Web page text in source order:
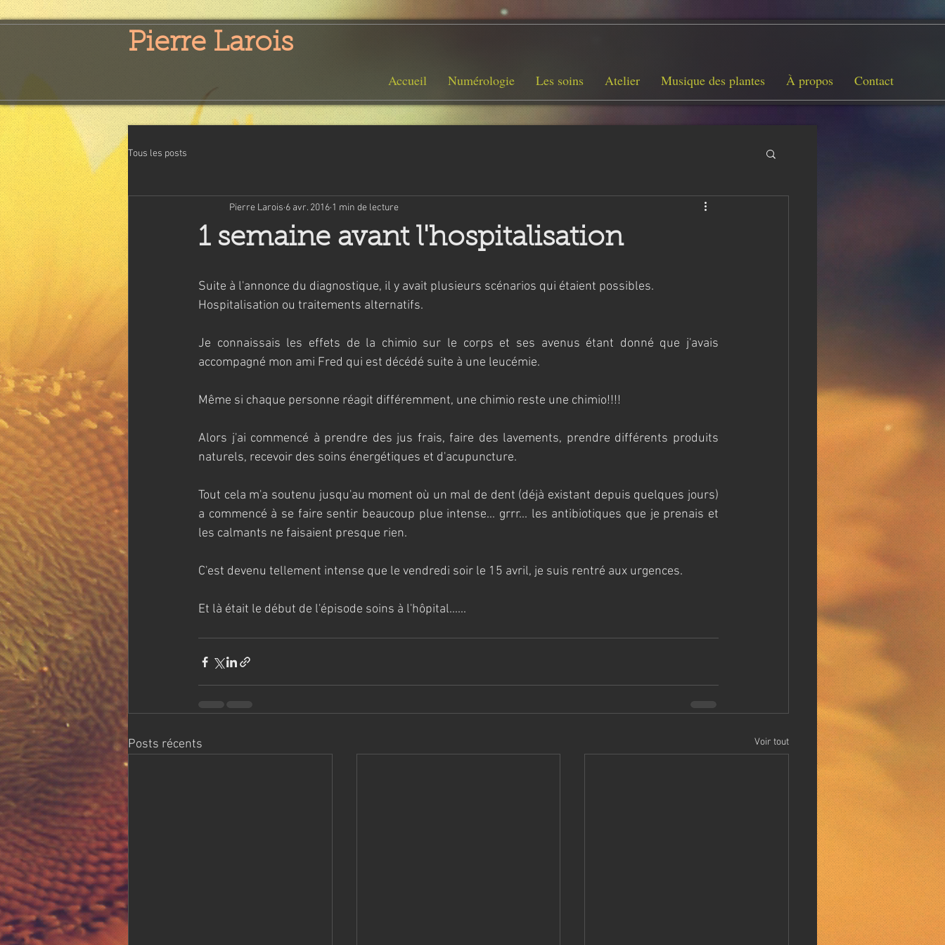
Pierre Larois
Accueil Numérologie Les soins Atelier Musique des plantes À propos Contact
Tous les posts
1 semaine avant l'hospitalisation
Pierre Larois 6 avr. 2016 1 min de lecture
Suite à l'annonce du diagnostique, il y avait plusieurs scénarios qui étaient possibles.
Hospitalisation ou traitements alternatifs.
Je connaissais les effets de la chimio sur le corps et ses avenus étant donné que j'avais
accompagné mon ami Fred qui est décédé suite à une leucémie.
Même si chaque personne réagit différemment, une chimio reste une chimio!!!!
Alors j'ai commencé à prendre des jus frais, faire des lavements, prendre différents produits
naturels, recevoir des soins énergétiques et d'acupuncture.
Tout cela m'a soutenu jusqu'au moment où un mal de dent (déjà existant depuis quelques jours)
a commencé à se faire sentir beaucoup plue intense... grrr... les antibiotiques que je prenais et
les calmants ne faisaient presque rien.
C'est devenu tellement intense que le vendredi soir le 15 avril, je suis rentré aux urgences.
Et là était le début de l'épisode soins à l'hôpital......
Posts récents Voir tout